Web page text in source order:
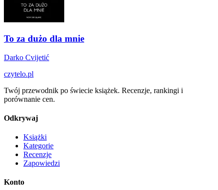
To za dużo dla mnie
Darko Cvijetić
czytelo.pl
Twój przewodnik po świecie książek. Recenzje, rankingi i
porównanie cen.
Odkrywaj
Książki
Kategorie
Recenzje
Zapowiedzi
Konto